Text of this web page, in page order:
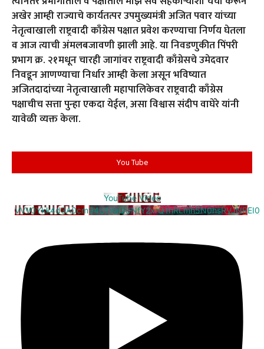
अखेर आम्ही राज्याचे कार्यतत्पर उपमुख्यमंत्री अजित पवार यांच्या
नेतृत्वाखाली राष्ट्रवादी काँग्रेस पक्षात प्रवेश करण्याचा निर्णय घेतला
व आज त्याची अंमलबजावणी झाली आहे. या निवडणुकीत पिंपरी
प्रभाग क्र. २१मधून चारही जागांवर राष्ट्रवादी काँग्रेसचे उमेदवार
निवडून आणण्याचा निर्धार आम्ही केला असून भविष्यात
अजितदादांच्या नेतृत्वाखाली महापालिकेवर राष्ट्रवादी काँग्रेस
पक्षाचीच सत्ता पुन्हा एकदा येईल, असा विश्वास संदीप वाघेरे यांनी
यावेळी व्यक्त केला.
You Tube
YouTube Video
VVV0Ykk4d3A0cm94U1VaQUNfY2xrQ1hRLmh5N0hsRVJNREI0